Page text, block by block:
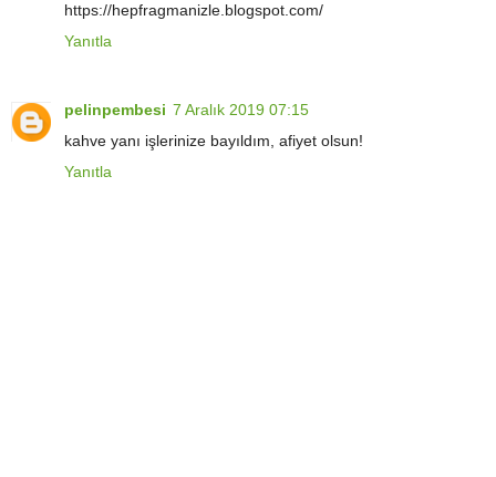
https://hepfragmanizle.blogspot.com/
Yanıtla
pelinpembesi 7 Aralık 2019 07:15
kahve yanı işlerinize bayıldım, afiyet olsun!
Yanıtla